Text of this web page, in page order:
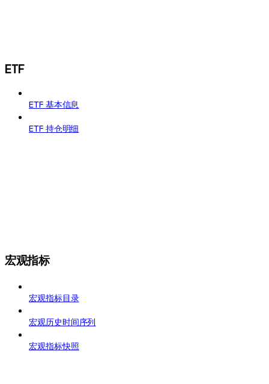
ETF
ETF 基本信息
ETF 持仓明细
宏观指标
宏观指标目录
宏观历史时间序列
宏观指标快照